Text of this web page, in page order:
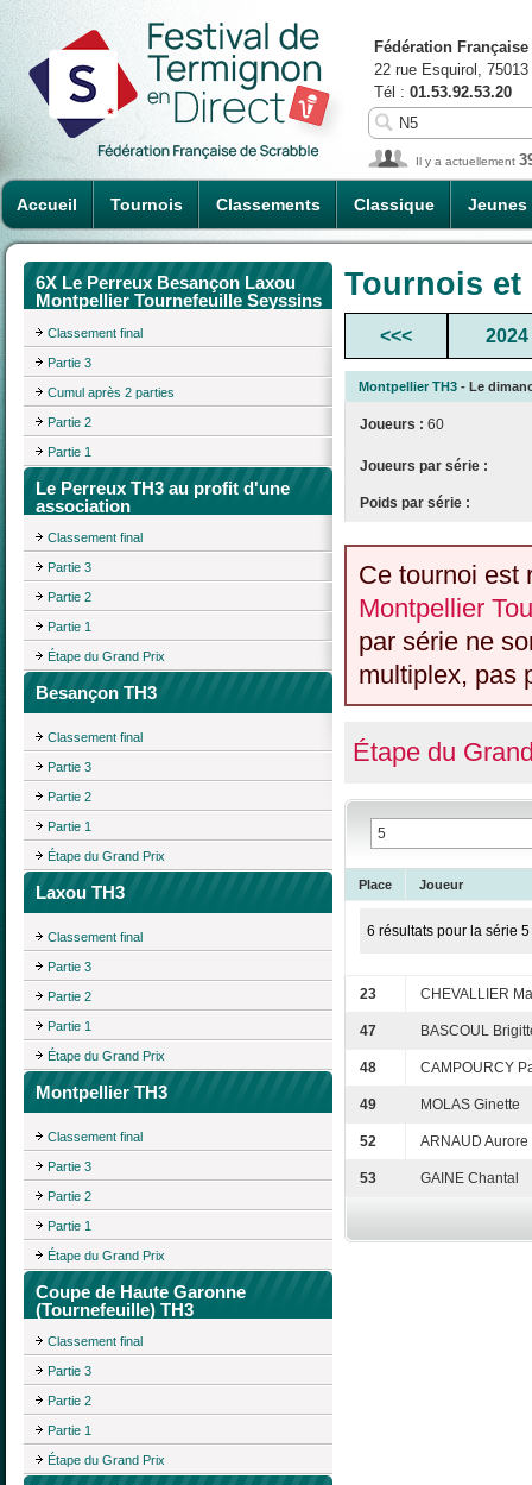
Accueil Tournois Classements Classique Jeunes
Fédération
22 rue Esquirol,
Tél : 01.53.92.53.20
Il y a actuellement
6X Le Perreux Besançon Laxou
Montpellier Tournefeuille Seyssins
Classement final
Partie 3
Cumul après 2 parties
Partie 2
Partie 1
Le Perreux TH3 au profit d'une
association
Classement final
Partie 3
Partie 2
Partie 1
Étape du Grand Prix
Besançon TH3
Classement final
Partie 3
Partie 2
Partie 1
Étape du Grand Prix
Laxou TH3
Classement final
Partie 3
Partie 2
Partie 1
Étape du Grand Prix
Montpellier TH3
Classement final
Partie 3
Partie 2
Partie 1
Étape du Grand Prix
Coupe de Haute Garonne
(Tournefeuille) TH3
Classement final
Partie 3
Partie 2
Partie 1
Étape du Grand Prix
Tournois
<<< 2024
Montpellier TH3 - Le
Joueurs : 60
Joueurs par série :
Poids par série :
Ce tournoi est
Montpellier
par série ne
multiplex, pas
Étape du
Place Joueur
6 résultats pour la série 5
23 CHEVALLIER
47 BASCOUL
48 CAMPOURCY
49 MOLAS Ginette
52 ARNAUD Aurore
53 GAINE Chantal